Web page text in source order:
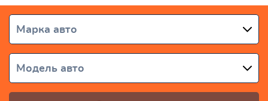
Марка авто
Модель авто